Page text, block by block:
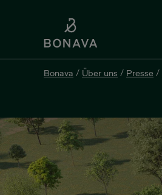
Bonava / Über uns / Presse /